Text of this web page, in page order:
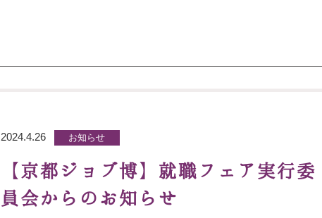
2024.4.26 お知らせ
【京都ジョブ博】就職フェア実行委
員会からのお知らせ